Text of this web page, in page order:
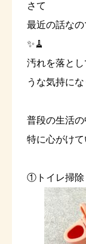
さて
最近の話な
✨🧹
汚れを落と
うな気持に
普段の生活の
特に心がけ
①トイレ掃除